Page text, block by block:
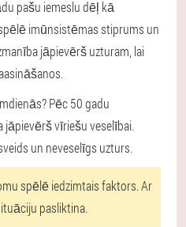
pašu iemeslu dēļ kā
imūnsistēmas stiprums un
jāpievērš uzturam, lai
Pēc 50 gadu
jāpievērš vīriešu veselībai.
un neveselīgs uzturs.
spēlē iedzimtais faktors. Ar
pasliktina.